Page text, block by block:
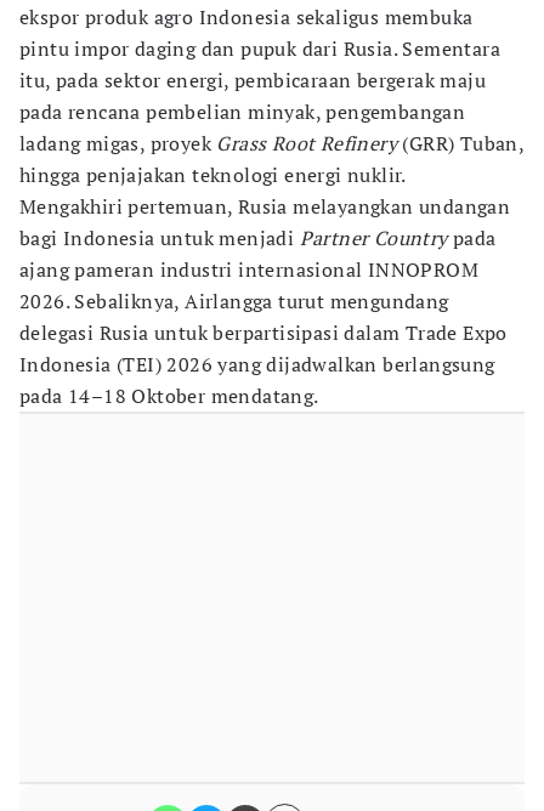
ekspor produk agro Indonesia sekaligus membuka
pintu impor daging dan pupuk dari Rusia. Sementara
itu, pada sektor energi, pembicaraan bergerak maju
pada rencana pembelian minyak, pengembangan
ladang migas, proyek Grass Root Refinery(GRR) Tuban,
hingga penjajakan teknologi energi nuklir.
Mengakhiri pertemuan, Rusia melayangkan undangan
bagi Indonesia untuk menjadi Partner Countrypada
ajang pameran industri internasional INNOPROM
2026. Sebaliknya, Airlangga turut mengundang
delegasi Rusia untuk berpartisipasi dalam Trade Expo
Indonesia (TEI) 2026 yang dijadwalkan berlangsung
pada 14–18 Oktober mendatang.